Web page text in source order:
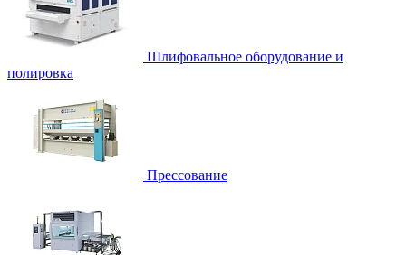
Шлифовальное оборудование и
полировка
Прессование